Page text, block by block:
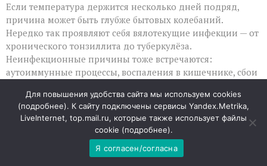
Если температура держится несколько дней подряд,
причина может быть глубже бытовых колебаний.
Нередко так проявляют себя вялотекущие инфекции — от
хронического тонзиллита до туберкулёза.
Неинфекционные причины тоже встречаются:
аутоиммунные процессы, воспаления в кишечнике, сбои
Иногда субфебрилитет становится спутником синдрома
хронической усталости или онкологических
заболеваний. Отдельно стоит помнить о лекарствах:
некоторые препараты, включая антибиотики и
гормональные средства, могут влиять на
Для повышения удобства сайта мы используем cookies
(подробнее). К сайту подключены сервисы Yandex.Metrika,
LiveInternet, top.mail.ru, которые также использует файлы
cookie (подробнее).
Я согласен/согласна